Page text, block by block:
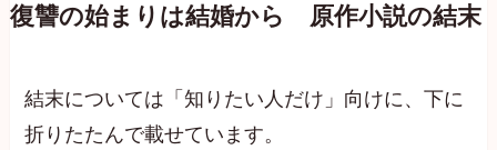
復讐の始まりは結婚から 原作小説の結末
結末については「知りたい人だけ」向けに、下に
折りたたんで載せています。